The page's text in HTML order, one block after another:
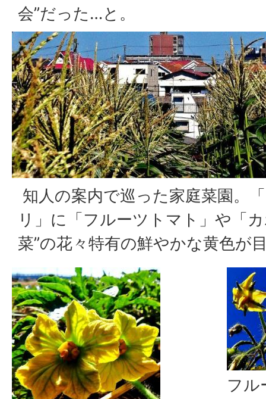
会”だった…と。
知人の案内で巡った家庭菜園。
リ」に「フルーツトマト」や「
菜”の花々特有の鮮やかな黄色が
フル